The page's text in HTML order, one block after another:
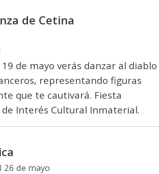
de Cetina
de mayo verás danzar al diablo
representando figuras
que te cautivará. Fiesta
de Interés Cultural Inmaterial.
26 de mayo